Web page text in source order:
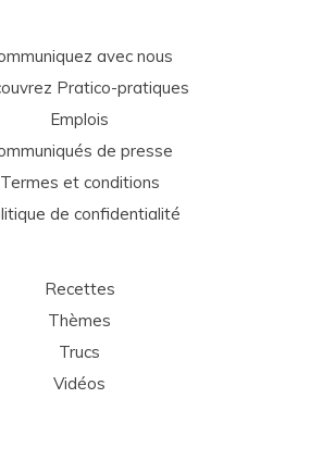
avec nous
Pratico-pratiques
Emplois
de presse
Termes et conditions
de confidentialité
Recettes
Thèmes
Trucs
Vidéos